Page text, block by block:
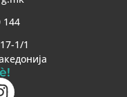
144
1/1